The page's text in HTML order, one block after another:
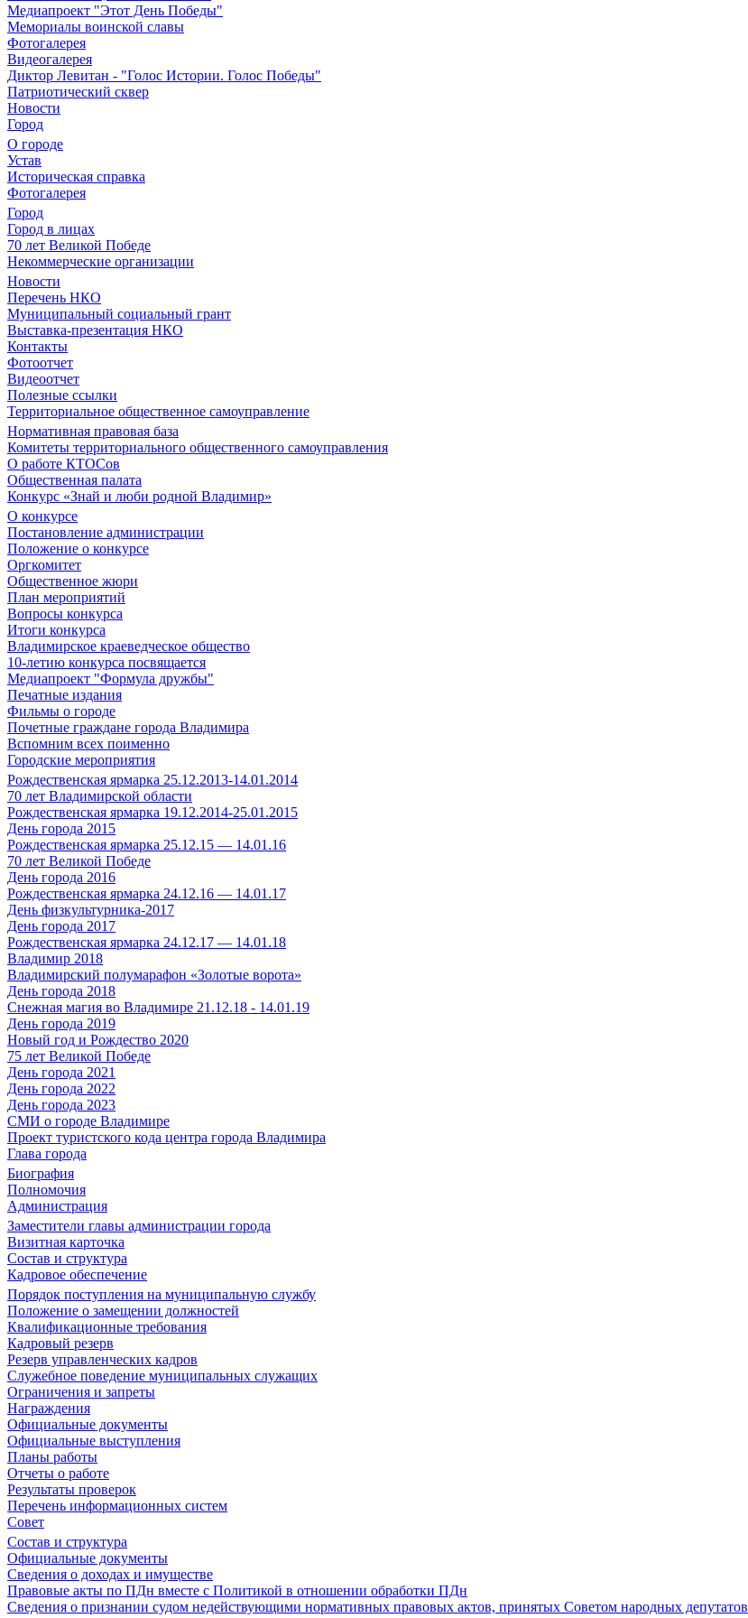
Медиапроект "Этот День Победы"
Мемориалы воинской славы
Фотогалерея
Видеогалерея
Диктор Левитан - "Голос Истории. Голос Победы"
Патриотический сквер
Новости
Город
О городе
Устав
Историческая справка
Фотогалерея
Город
Город в лицах
70 лет Великой Победе
Некоммерческие организации
Новости
Перечень НКО
Муниципальный социальный грант
Выставка-презентация НКО
Контакты
Фотоотчет
Видеоотчет
Полезные ссылки
Территориальное общественное самоуправление
Нормативная правовая база
Комитеты территориального общественного самоуправления
О работе КТОСов
Общественная палата
Конкурс «Знай и люби родной Владимир»
О конкурсе
Постановление администрации
Положение о конкурсе
Оргкомитет
Общественное жюри
План мероприятий
Вопросы конкурса
Итоги конкурса
Владимирское краеведческое общество
10-летию конкурса посвящается
Медиапроект "Формула дружбы"
Печатные издания
Фильмы о городе
Почетные граждане города Владимира
Вспомним всех поименно
Городские мероприятия
Рождественская ярмарка 25.12.2013-14.01.2014
70 лет Владимирской области
Рождественская ярмарка 19.12.2014-25.01.2015
День города 2015
Рождественская ярмарка 25.12.15 — 14.01.16
70 лет Великой Победе
День города 2016
Рождественская ярмарка 24.12.16 — 14.01.17
День физкультурника-2017
День города 2017
Рождественская ярмарка 24.12.17 — 14.01.18
Владимир 2018
Владимирский полумарафон «Золотые ворота»
День города 2018
Снежная магия во Владимире 21.12.18 - 14.01.19
День города 2019
Новый год и Рождество 2020
75 лет Великой Победе
День города 2021
День города 2022
День города 2023
СМИ о городе Владимире
Проект туристского кода центра города Владимира
Глава города
Биография
Полномочия
Администрация
Заместители главы администрации города
Визитная карточка
Состав и структура
Кадровое обеспечение
Порядок поступления на муниципальную службу
Положение о замещении должностей
Квалификационные требования
Кадровый резерв
Резерв управленческих кадров
Служебное поведение муниципальных служащих
Ограничения и запреты
Награждения
Официальные документы
Официальные выступления
Планы работы
Отчеты о работе
Результаты проверок
Перечень информационных систем
Совет
Состав и структура
Официальные документы
Сведения о доходах и имуществе
Правовые акты по ПДн вместе с Политикой в отношении обработки ПДн
Сведения о признании судом недействующими нормативных правовых актов, принятых Советом народных депутатов